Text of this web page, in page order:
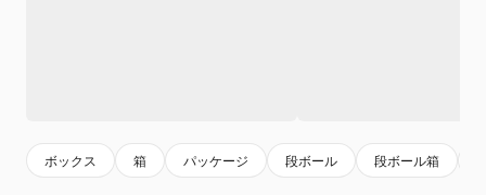
ボックス 箱 パッケージ 段ボール 段ボール箱